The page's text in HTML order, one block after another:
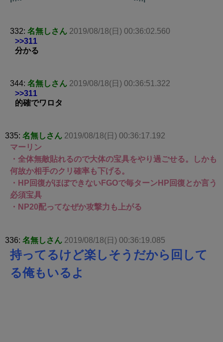
332: 名無しさん 2019/08/18(日) 00:36:02.560
>>311
分かる
344: 名無しさん 2019/08/18(日) 00:36:51.322
>>311
的確でワロタ
335: 名無しさん 2019/08/18(日) 00:36:17.192
マーリン
・全体無敵貼れるので大体の宝具をやり過ごせる。しかも
何故か相手のクリ確率も下げる。
・HP回復がほぼできないFGOで毎ターンHP回復とか言う
必須宝具
・NP20配ってなぜか攻撃力も上がる
336: 名無しさん 2019/08/18(日) 00:36:19.085
持ってるけど楽しそうだから回して
る俺もいるよ